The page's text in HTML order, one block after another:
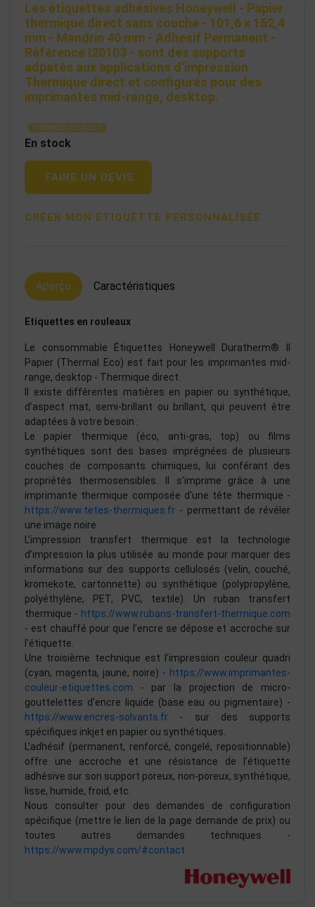
Les étiquettes adhésives Honeywell - Papier
thermique direct sans couche - 101,6 x 152,4
mm - Mandrin 40 mm - Adhesif Permanent -
Référence I20103 - sont des supports
adpatés aux applications d’impression
Thermique direct et configurés pour des
imprimantes mid-range, desktop.
THERMIQUE DIRECT
En stock
FAIRE UN DEVIS
CRÉER MON ÉTIQUETTE PERSONNALISÉE
Aperçu Caractéristiques
Etiquettes en rouleaux
Le consommable Étiquettes Honeywell Duratherm® II
Papier (Thermal Eco) est fait pour les imprimantes mid-
range, desktop - Thermique direct.
Il existe différentes matières en papier ou synthétique,
d’aspect mat, semi-brillant ou brillant, qui peuvent être
adaptées à votre besoin :
Le papier thermique (éco, anti-gras, top) ou films
synthétiques sont des bases imprégnées de plusieurs
couches de composants chimiques, lui conférant des
propriétés thermosensibles. Il s'imprime grâce à une
imprimante thermique composée d'une tête thermique -
https://www.tetes-thermiques.fr - permettant de révéler
une image noire.
L’impression transfert thermique est la technologie
d’impression la plus utilisée au monde pour marquer des
informations sur des supports cellulosés (velin, couché,
kromekote, cartonnette) ou synthétique (polypropylène,
polyéthylène, PET, PVC, textile). Un ruban transfert
thermique - https://www.rubans-transfert-thermique.com
- est chauffé pour que l’encre se dépose et accroche sur
l’étiquette.
Une troisième technique est l’impression couleur quadri
(cyan, magenta, jaune, noire) - https://www.imprimantes-
couleur-etiquettes.com - par la projection de micro-
gouttelettes d’encre liquide (base eau ou pigmentaire) -
https://www.encres-solvants.fr - sur des supports
spécifiques inkjet en papier ou synthétiques.
L’adhésif (permanent, renforcé, congelé, repositionnable)
offre une accroche et une résistance de l’étiquette
adhésive sur son support poreux, non-poreux, synthétique,
lisse, humide, froid, etc.
Nous consulter pour des demandes de configuration
spécifique (mettre le lien de la page demande de prix) ou
toutes autres demandes techniques -
https://www.mpdys.com/#contact